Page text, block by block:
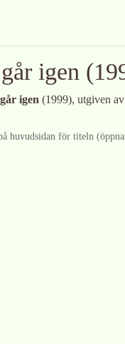
igen
igen (1999), utgiven
huvudsidan för titeln